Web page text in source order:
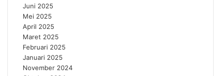
Juni 2025
Mei 2025
April 2025
Maret 2025
Februari 2025
Januari 2025
November 2024